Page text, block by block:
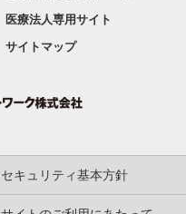
医療法人専用サイト
サイトマップ
セキュリティ基本方針